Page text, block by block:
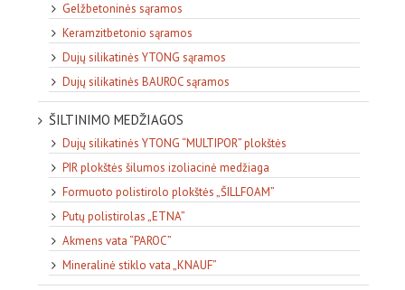
Gelžbetoninės sąramos
Keramzitbetonio sąramos
Dujų silikatinės YTONG sąramos
Dujų silikatinės BAUROC sąramos
ŠILTINIMO MEDŽIAGOS
Dujų silikatinės YTONG “MULTIPOR” plokštės
PIR plokštės šilumos izoliacinė medžiaga
Formuoto polistirolo plokštės „ŠILLFOAM”
Putų polistirolas „ETNA”
Akmens vata “PAROC”
Mineralinė stiklo vata „KNAUF”